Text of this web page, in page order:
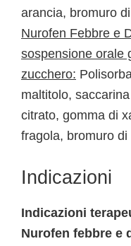
arancia, bromuro
Nurofen Febbre e
sospensione orale
zucchero:
maltitolo,
citrato, gomma di
fragola, bromuro
Indicazioni
Indicazioni
Nurofen febbre e